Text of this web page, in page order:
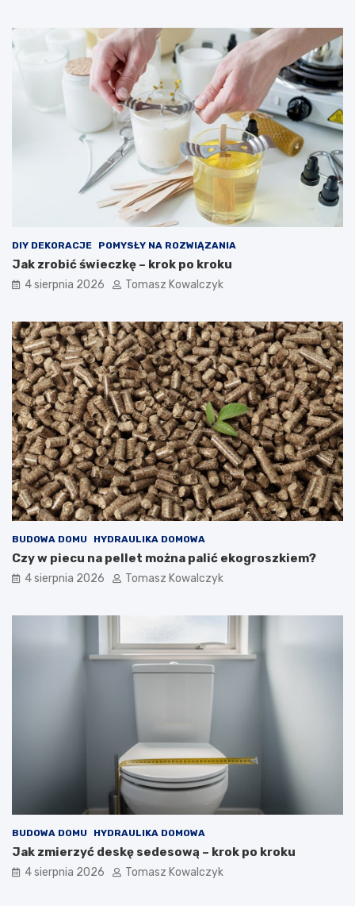
DIY DEKORACJE POMYSŁY NA ROZWIĄZANIA
Jak zrobić świeczkę – krok po kroku
4 sierpnia 2026 Tomasz Kowalczyk
BUDOWA DOMU HYDRAULIKA DOMOWA
Czy w piecu na pellet można palić ekogroszkiem?
4 sierpnia 2026 Tomasz Kowalczyk
BUDOWA DOMU HYDRAULIKA DOMOWA
Jak zmierzyć deskę sedesową – krok po kroku
4 sierpnia 2026 Tomasz Kowalczyk